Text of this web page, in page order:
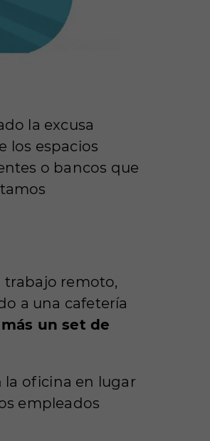
la excusa
los espacios
o bancos que
trabajo remoto,
a una cafetería
un set de
la oficina en lugar
empleados